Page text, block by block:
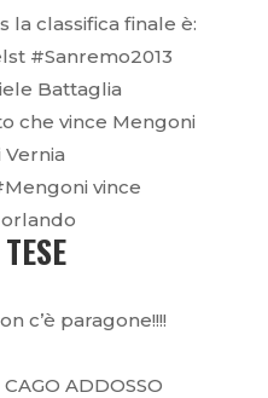
la classifica finale è:
#Sanremo2013
Battaglia
che vince Mengoni
Vernia
vince
c’è paragone!!!!
ADDOSSO